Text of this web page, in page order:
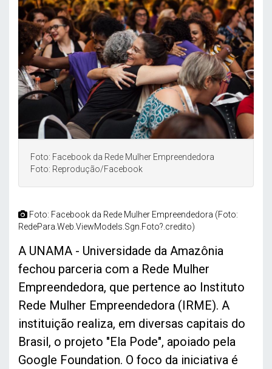
Foto: Facebook da Rede Mulher Empreendedora
Foto: Reprodução/Facebook
Foto: Facebook da Rede Mulher Empreendedora (Foto:
RedePara.Web.ViewModels.Sgn.Foto?.credito)
A UNAMA - Universidade da Amazônia
fechou parceria com a Rede Mulher
Empreendedora, que pertence ao Instituto
Rede Mulher Empreendedora (IRME). A
instituição realiza, em diversas capitais do
Brasil, o projeto "Ela Pode", apoiado pela
Google Foundation. O foco da iniciativa é